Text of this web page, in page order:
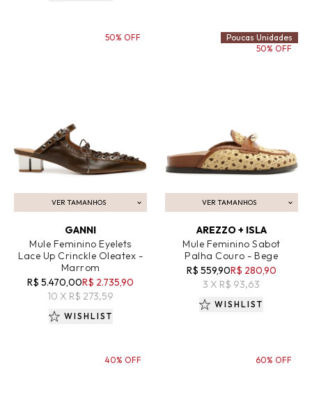
VER TAMANHOS
ADICIONAR AO CARRINHO
GANNI
Mule Feminino Eyelets
Lace Up Crinckle Oleatex -
Marrom
R$ 5.470,00R$ 2.735,90
10 X R$ 273,59
50% OFF
WISHLIST
VER TAMANHOS
ADICIONAR AO CARRINHO
AREZZO + ISLA
Mule Feminino Sabot
Palha Couro - Bege
R$ 559,90R$ 280,90
3 X R$ 93,63
Poucas Unidades
50% OFF
WISHLIST
40% OFF 60% OFF